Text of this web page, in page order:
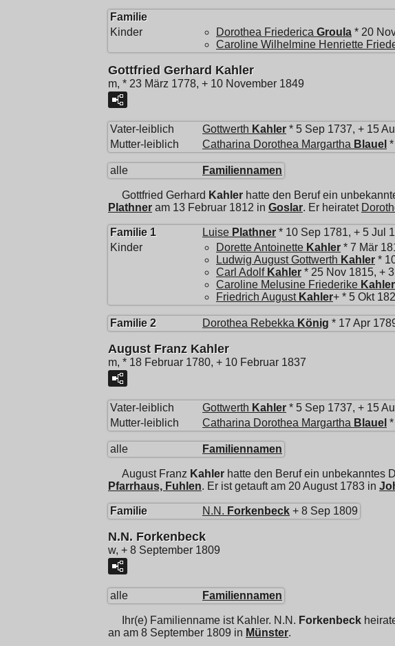
Familie
Kinder
Dorothea Friederica Groula * 20
Caroline Wilhelmine Henriette
Gottfried Gerhard Kahler
m, * 23 März 1778, + 10 November 1849
Vater-leiblich Gottwerth Kahler * 5 Sep 1737, + 15
Mutter-leiblich
Catharina Dorothea Margartha Blauel
alle Familiennamen
Gottfried Gerhard Kahler hatte den Beruf ein
Plathner am 13 Februar 1812 in Goslar. Er heiratet
Familie 1 Luise Plathner * 10 Sep 1781, + 5 Jul
Kinder
Dorette Antoinette Kahler * 7 Mär
Ludwig August Gottwerth Kahler *
Carl Adolf Kahler * 25 Nov 1815, +
Caroline Melusine Friederike Kahler
Friedrich August Kahler+ * 5 Okt
Familie 2 Dorothea Rebekka König * 17 Apr
August Franz Kahler
m, * 18 Februar 1780, + 10 Februar 1837
Vater-leiblich Gottwerth Kahler * 5 Sep 1737, + 15
Mutter-leiblich
Catharina Dorothea Margartha Blauel
alle Familiennamen
August Franz Kahler hatte den Beruf ein unbekanntes
Pfarrhaus, Fuhlen. Er ist getauft am 20 August 1783 in
Familie N.N. Forkenbeck + 8 Sep 1809
N.N. Forkenbeck
w, + 8 September 1809
alle Familiennamen
Ihr(e) Familienname ist Kahler. N.N. Forkenbeck
an am 8 September 1809 in Münster.